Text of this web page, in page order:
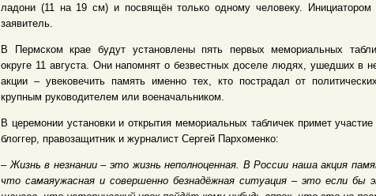
ладони (11 на 19 см) и посвящён только одному человеку.
заявитель.
В Пермском крае будут установлены пять первых мемориальных
округе 11 августа. Они напомнят о безвестных доселе людях, ушедших в
акции –увековечить память именно тех, кто пострадал от
крупным руководителем или военачальником.
В церемонии установки и открытия мемориальных табличек примет
блоггер, правозащитник и журналист Сергей Пархоменко:
– Жизнь в незнании – это жизнь неполноценная. В России наша акция
что самаяужасная и совершенно безнадёжная ситуация – это если